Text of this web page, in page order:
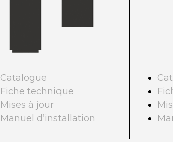
Catalogue
Fiche technique
Mises à jour
Manuel d’installation